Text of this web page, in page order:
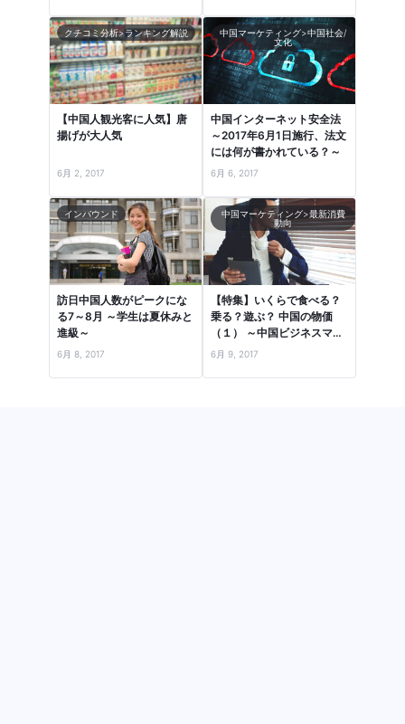
クチコミ分析>ランキング解説
【中国人観光客に人気】唐
揚げが大人気
6月 2, 2017
中国マーケティング>中国社会/
文化
中国インターネット安全法
～2017年6月1日施行、法文
には何が書かれている？～
6月 6, 2017
インバウンド
訪日中国人数がピークにな
る7～8月 ～学生は夏休みと
進級～
6月 8, 2017
中国マーケティング>最新消費
動向
【特集】いくらで食べる？
乗る？遊ぶ？ 中国の物価
（１） ～中国ビジネスマン
の1日で、流行品・食・住
6月 9, 2017